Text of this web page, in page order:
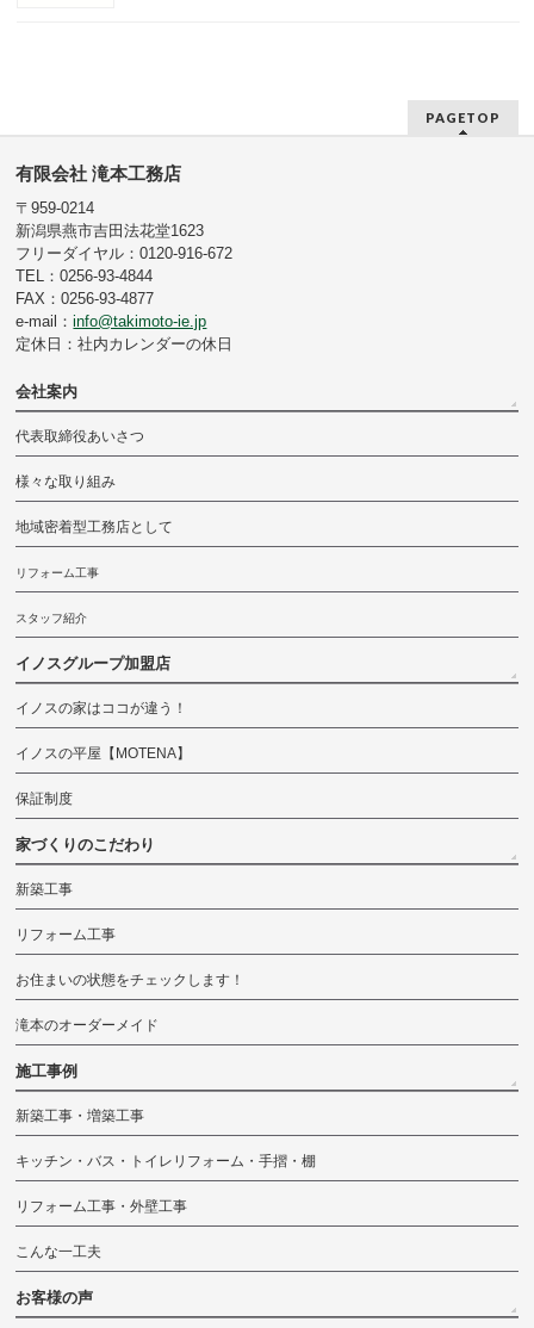
PAGETOP
有限会社 滝本工務店
〒959-0214
新潟県燕市吉田法花堂1623
フリーダイヤル：0120-916-672
TEL：0256-93-4844
FAX：0256-93-4877
e-mail：info@takimoto-ie.jp
定休日：社内カレンダーの休日
会社案内
代表取締役あいさつ
様々な取り組み
地域密着型工務店として
リフォーム工事
スタッフ紹介
イノスグループ加盟店
イノスの家はココが違う！
イノスの平屋【MOTENA】
保証制度
家づくりのこだわり
新築工事
リフォーム工事
お住まいの状態をチェックします！
滝本のオーダーメイド
施工事例
新築工事・増築工事
キッチン・バス・トイレリフォーム・手摺・棚
リフォーム工事・外壁工事
こんな一工夫
お客様の声